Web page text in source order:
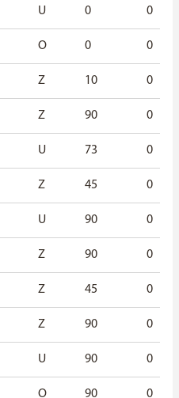
U 0 0
O 0 0
Z 10 0
Z 90 0
U 73 0
Z 45 0
U 90 0
Z 90 0
Z 45 0
Z 90 0
U 90 0
O 90 0